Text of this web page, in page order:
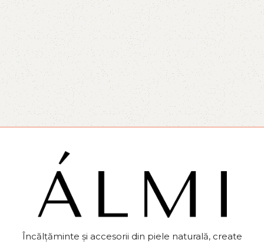
Încălțăminte și accesorii din piele naturală, create